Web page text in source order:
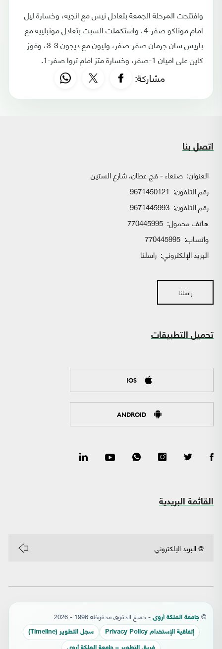
وافتتحت المرحلة الجمعة بتعادل نيس مع انجيه، وخسارة ليل
امام موناكو صفر-4، واستكملت السبت بتعادل مونبلييه مع
باريس سان جرمان صفر-صفر، وليون مع ديجون 3-3، وفوز
كاين على اميان 1-صفر، وخسارة متز امام تروا صفر-1.
مشاركة:
اتصل بنا
العنوان: صنعاء - فج عطان، شارع الستين
رقم التلفون: 9671450121
رقم التلفون: 9671445993
هاتف محمول: 770445995
واتساب:
البريد الإلكتروني: راسلنا
راسلنا
تحميل التطبيقات
IOS
ANDROID
القائمة البريدية
© جامعة الملكة أروى - جميع الحقوق محفوظة 1996 - 2026
إتفاقية الإستخدام Privacy Policy سجل التطوير (Timeline)